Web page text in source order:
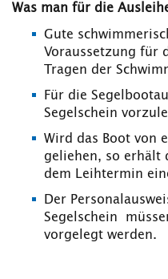
Was man für die
Gute
Voraussetzung für
Tragen der
Für die
Segelschein
Wird das Boot von
geliehen, so erhält
dem Leihtermin
Der
Segelschein
vorgelegt werden.